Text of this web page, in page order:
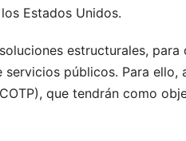
Estados Unidos.
estructurales, para
públicos. Para ello,
que tendrán como